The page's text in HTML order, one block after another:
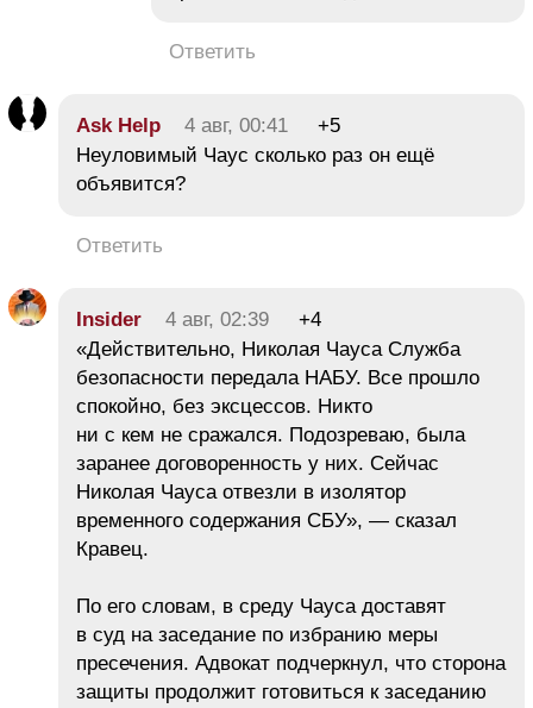
Ответить
Ask Help 4 авг, 00:41
+5
Неуловимый Чаус сколько раз он ещё
объявится?
Ответить
Insider 4 авг, 02:39
+4
«Действительно, Николая Чауса Служба
безопасности передала НАБУ. Все прошло
спокойно, без эксцессов. Никто
ни с кем не сражался. Подозреваю, была
заранее договоренность у них. Сейчас
Николая Чауса отвезли в изолятор
временного содержания СБУ», — сказал
Кравец.
По его словам, в среду Чауса доставят
в суд на заседание по избранию меры
пресечения. Адвокат подчеркнул, что сторона
защиты продолжит готовиться к заседанию